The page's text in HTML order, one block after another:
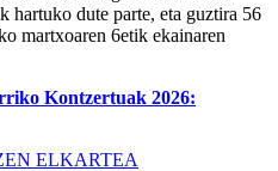
hartuko dute parte, eta guztira 56
martxoaren 6etik ekainaren
Kontzertuak 2026:
ELKARTEA